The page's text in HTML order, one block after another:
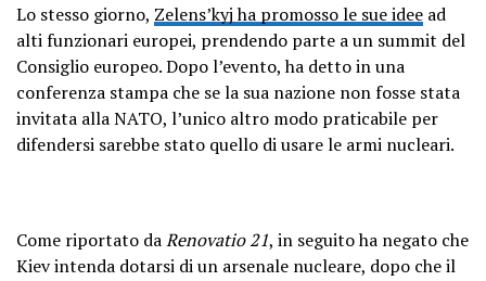
Lo stesso giorno, Zelens’kyj ha promosso le sue idee ad
alti funzionari europei, prendendo parte a un summit del
Consiglio europeo. Dopo l’evento, ha detto in una
conferenza stampa che se la sua nazione non fosse stata
invitata alla NATO, l’unico altro modo praticabile per
difendersi sarebbe stato quello di usare le armi nucleari.
Come riportato daRenovatio 21, in seguito ha negato che
Kiev intenda dotarsi di un arsenale nucleare, dopo che il